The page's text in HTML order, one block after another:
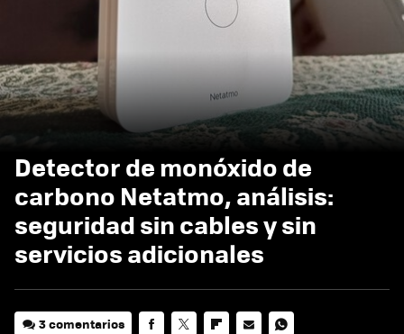
Detector de monóxido de
carbono Netatmo, análisis:
seguridad sin cables y sin
servicios adicionales
3 comentarios